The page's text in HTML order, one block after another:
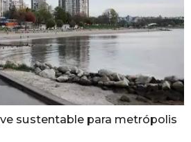
sustentable para metrópolis